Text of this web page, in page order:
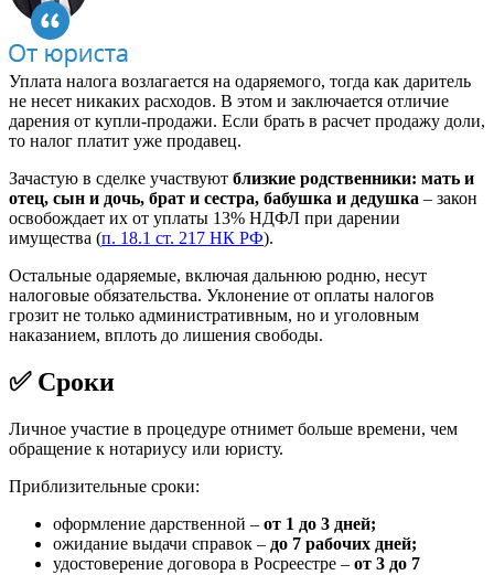
Уплата налога возлагается на одаряемого, тогда как даритель
не несет никаких расходов. В этом и заключается отличие
дарения от купли-продажи. Если брать в расчет продажу доли,
то налог платит уже продавец.
Зачастую в сделке участвуют близкие родственники: мать и
отец, сын и дочь, брат и сестра, бабушка и дедушка – закон
освобождает их от уплаты 13% НДФЛ при дарении
имущества (п. 18.1 ст. 217 НК РФ).
Остальные одаряемые, включая дальнюю родню, несут
налоговые обязательства. Уклонение от оплаты налогов
грозит не только административным, но и уголовным
наказанием, вплоть до лишения свободы.
✅ Сроки
Личное участие в процедуре отнимет больше времени, чем
обращение к нотариусу или юристу.
Приблизительные сроки:
оформление дарственной – от 1 до 3 дней;
ожидание выдачи справок – до 7 рабочих дней;
удостоверение договора в Росреестре – от 3 до 7